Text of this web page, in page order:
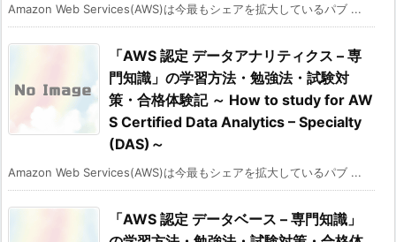
Amazon Web Services(AWS)は今最もシェアを拡大しているパブ ...
「AWS 認定 データアナリティクス – 専
門知識」の学習方法・勉強法・試験対
策・合格体験記 ～ How to study for AW
S Certified Data Analytics – Specialty
(DAS)～
Amazon Web Services(AWS)は今最もシェアを拡大しているパブ ...
「AWS 認定 データベース – 専門知識」